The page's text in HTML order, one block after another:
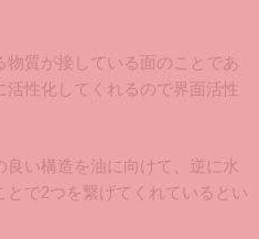
質が接している面のことであ
性化してくれるので界面活性
良い構造を油に向けて、逆に水
とで2つを繋げてくれているとい